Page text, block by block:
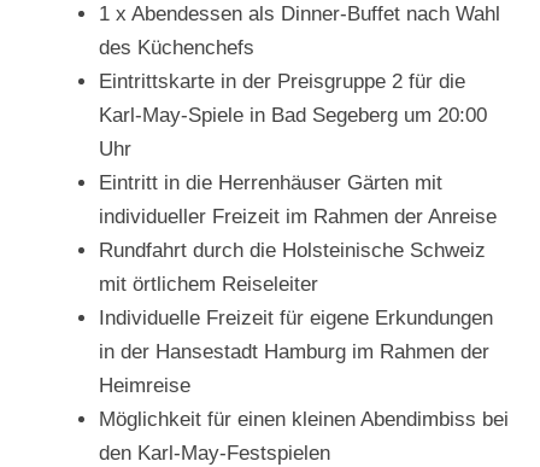
1 x Abendessen als Dinner-Buffet nach Wahl
des Küchenchefs
Eintrittskarte in der Preisgruppe 2 für die
Karl-May-Spiele in Bad Segeberg um 20:00
Uhr
Eintritt in die Herrenhäuser Gärten mit
individueller Freizeit im Rahmen der Anreise
Rundfahrt durch die Holsteinische Schweiz
mit örtlichem Reiseleiter
Individuelle Freizeit für eigene Erkundungen
in der Hansestadt Hamburg im Rahmen der
Heimreise
Möglichkeit für einen kleinen Abendimbiss bei
den Karl-May-Festspielen